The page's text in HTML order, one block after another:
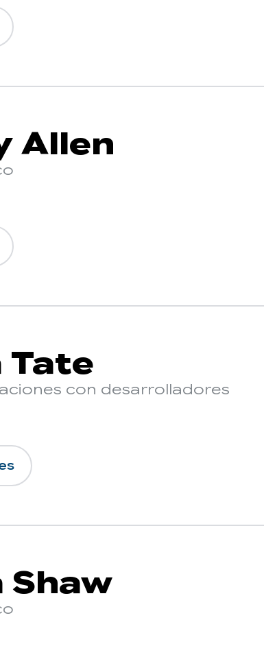
Allen
Tate
con desarrolladores
Shaw